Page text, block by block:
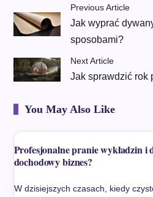
Previous Article
Jak wyprać
sposobami?
Next Article
Jak sprawdzić rok
You May Also Like
Profesjonalne pranie wykładzin i
dochodowy biznes?
W dzisiejszych czasach, kiedy